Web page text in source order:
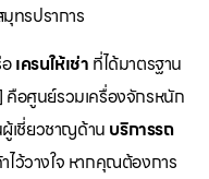
มุทรปราการ
เครนให้เช่า ที่ได้มาตรฐาน
คือศูนย์รวมเครื่องจักรหนัก
เชี่ยวชาญด้าน บริการรถ
ไว้วางใจ หากคุณต้องการ